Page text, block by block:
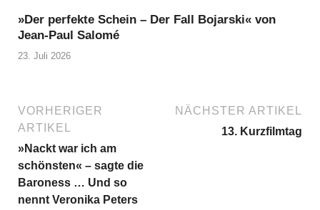
»Der perfekte Schein – Der Fall Bojarski« von
Jean-Paul Salomé
23. Juli 2026
VORHERIGER
ARTIKEL
»Nackt war ich am
schönsten« – sagte die
Baroness … Und so
nennt Veronika Peters
NÄCHSTER ARTIKEL
13. Kurzfilmtag